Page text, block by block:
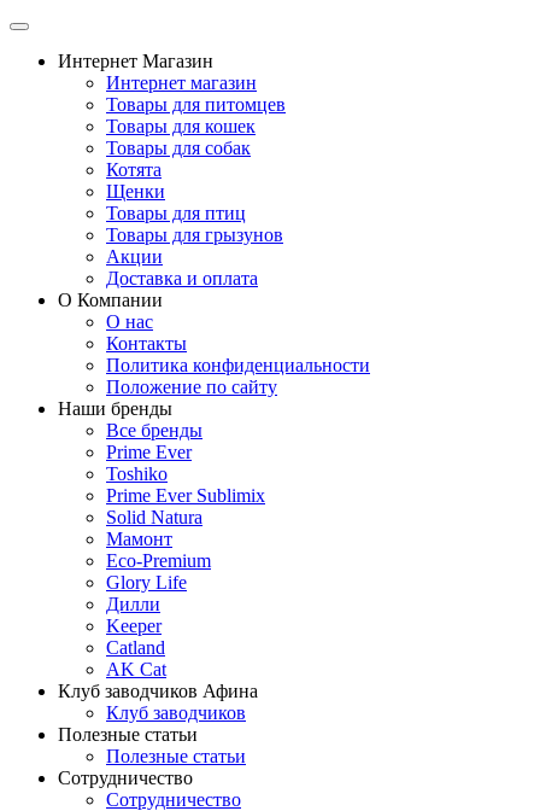
Интернет Магазин
Интернет магазин
Товары для питомцев
Товары для кошек
Товары для собак
Котята
Щенки
Товары для птиц
Товары для грызунов
Акции
Доставка и оплата
О Компании
О нас
Контакты
Политика конфиденциальности
Положение по сайту
Наши бренды
Все бренды
Prime Ever
Toshiko
Prime Ever Sublimix
Solid Natura
Мамонт
Eco-Premium
Glory Life
Дилли
Keeper
Catland
AK Cat
Клуб заводчиков Афина
Клуб заводчиков
Полезные статьи
Полезные статьи
Сотрудничество
Сотрудничество